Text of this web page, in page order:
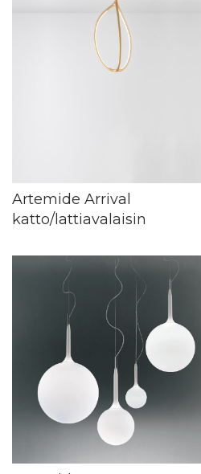
Artemide Arrival
katto/lattiavalaisin